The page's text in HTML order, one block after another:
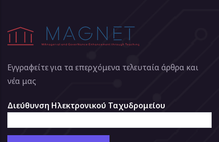
Εγγραφείτε για τα επερχόμενα τελευταία άρθρα και
νέα μας
Διεύθυνση Ηλεκτρονικού Ταχυδρομείου